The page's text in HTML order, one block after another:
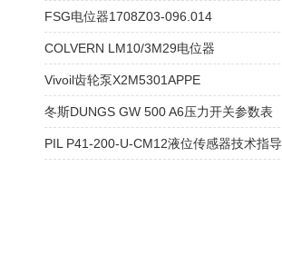
FSG电位器1708Z03-096.014
COLVERN LM10/3M29电位器
Vivoil齿轮泵X2M5301APPE
冬斯DUNGS GW 500 A6压力开关参数表
PIL P41-200-U-CM12液位传感器技术指导